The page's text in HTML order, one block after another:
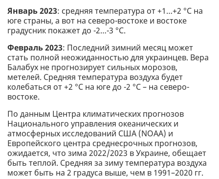
Январь 2023: средняя температура от +1…+2 °С на
юге страны, а вот на северо-востоке и востоке
градусник покажет до -2…-3 °С.
Февраль 2023: Последний зимний месяц может
стать полной неожиданностью для украинцев. Вера
Балабух не прогнозирует сильных морозов,
метелей. Средняя температура воздуха будет
колебаться от +2 °С на юге до -2 °С – на северо-
востоке.
По данным Центра климатических прогнозов
Национального управления океанических и
атмосферных исследований США (NOAA) и
Европейского центра среднесрочных прогнозов,
ожидается, что зима 2022/2023 в Украине, обещает
быть теплой. Средняя за зиму температура воздуха
может быть на 2 градуса выше, чем в 1991–2020 гг.